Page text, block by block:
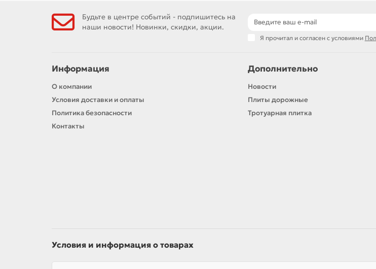
Будьте в центре событий - подпишитесь на
наши новости! Новинки, скидки, акции.
Я прочитал и согласен с условиями
Информация
О компании
Условия доставки и оплаты
Политика безопасности
Контакты
Дополнительно
Новости
Плиты дорожные
Тротуарная плитка
Условия и информация о товарах